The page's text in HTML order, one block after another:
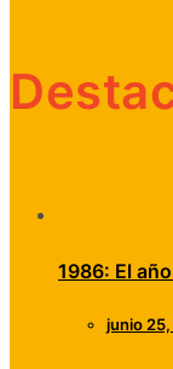
1986: El
junio